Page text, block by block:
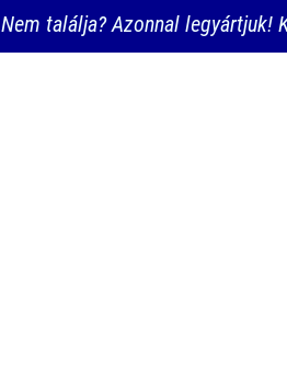
Nem találja? Azonnal legyártjuk!